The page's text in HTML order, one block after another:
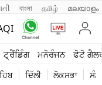
বাংলা தமிழ் മലയാളം
ਟ੍ਰੈਂਡਿੰਗ ਮਨੋਰੰਜਨ ਫੋਟੋ
ਦਿੱਲੀ ਲੋਕਸਭਾ